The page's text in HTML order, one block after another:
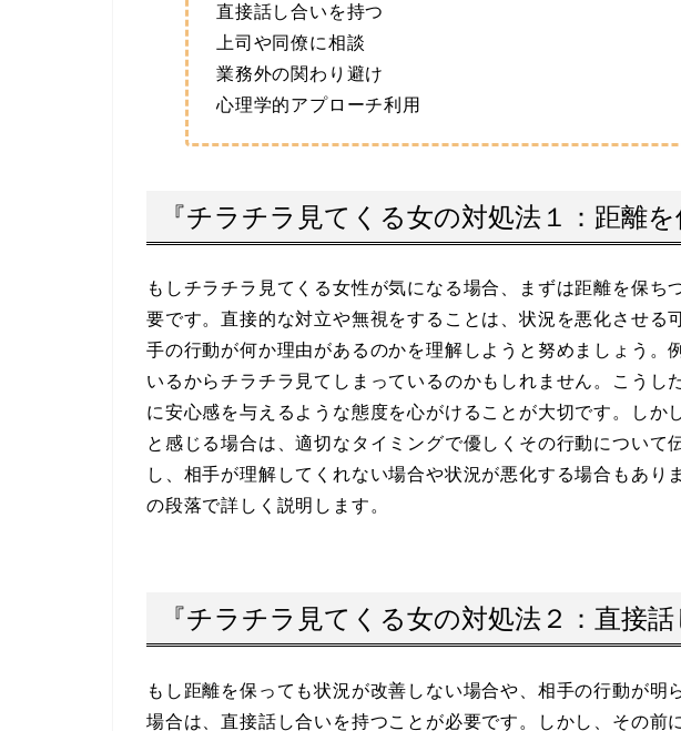
直接話し合いを持つ
上司や同僚に相談
業務外の関わり避け
心理学的アプローチ利用
『チラチラ見てくる女の対処法１：距離を
もしチラチラ見てくる女性が気になる場合、まずは距離を保ち
要です。直接的な対立や無視をすることは、状況を悪化させる
手の行動が何か理由があるのかを理解しようと努めましょう。
いるからチラチラ見てしまっているのかもしれません。こうし
に安心感を与えるような態度を心がけることが大切です。しか
と感じる場合は、適切なタイミングで優しくその行動について
し、相手が理解してくれない場合や状況が悪化する場合もあり
の段落で詳しく説明します。
『チラチラ見てくる女の対処法２：直接話
もし距離を保っても状況が改善しない場合や、相手の行動が明
場合は、直接話し合いを持つことが必要です。しかし、その前